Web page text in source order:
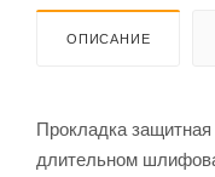
ОПИСАНИЕ
Прокладка
длительном